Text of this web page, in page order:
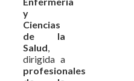
y
Ciencias
de la
Salud,
dirigida a
profesionales